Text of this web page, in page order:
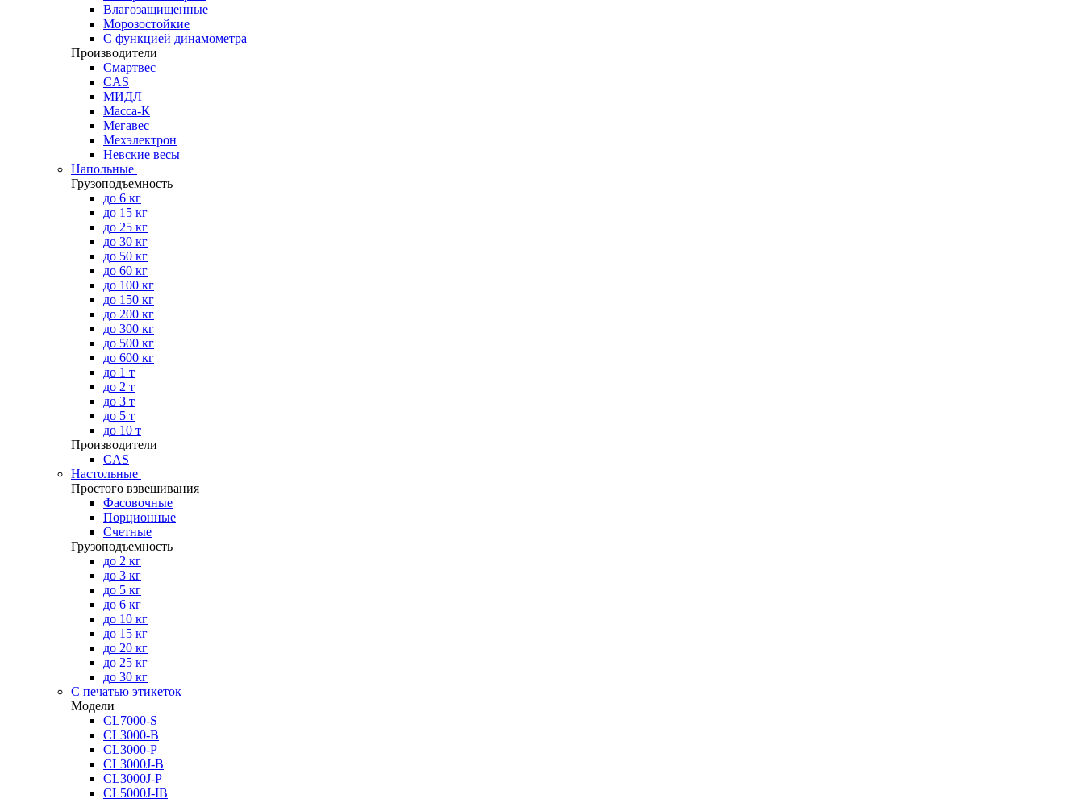
Влагозащищенные
Морозостойкие
С функцией динамометра
Производители
Смартвес
CAS
МИДЛ
Масса-К
Мегавес
Мехэлектрон
Невские весы
Напольные
Грузоподъемность
до 6 кг
до 15 кг
до 25 кг
до 30 кг
до 50 кг
до 60 кг
до 100 кг
до 150 кг
до 200 кг
до 300 кг
до 500 кг
до 600 кг
до 1 т
до 2 т
до 3 т
до 5 т
до 10 т
Производители
CAS
Настольные
Простого взвешивания
Фасовочные
Порционные
Счетные
Грузоподъемность
до 2 кг
до 3 кг
до 5 кг
до 6 кг
до 10 кг
до 15 кг
до 20 кг
до 25 кг
до 30 кг
С печатью этикеток
Модели
CL7000-S
CL3000-B
CL3000-P
CL3000J-B
CL3000J-P
CL5000J-IB